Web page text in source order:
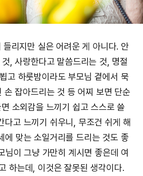
들리지만 실은 어려운 게 아니다. 안
, 사랑한다고 말씀드리는 것, 명절
고 하룻밤이라도 부모님 곁에서 묵
손 잡아드리는 것 등 어찌 보면 단순
소외감을 느끼기 쉽고 스스로 쓸
다고 느끼기 쉬우니, 무조건 쉬게 해
에 맞는 소일거리를 드리는 것도 좋
님이 그냥 가만히 계시면 좋은데 여
하는데, 이것은 잘못된 생각이다.